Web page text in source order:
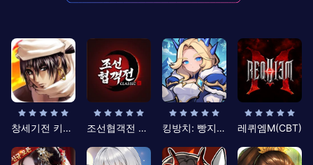
창세기전 키우기 조선협객전 클래식 킹방치: 빵지의 제왕 레퀴엠M(CBT)